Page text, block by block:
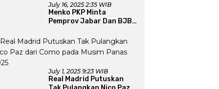
July 16, 2025 2:35 WIB
Menko PKP Minta
Pemprov Jabar Dan BJB
100 Ribu Rumah FLPP
July 1, 2025 9:23 WIB
Real Madrid Putuskan